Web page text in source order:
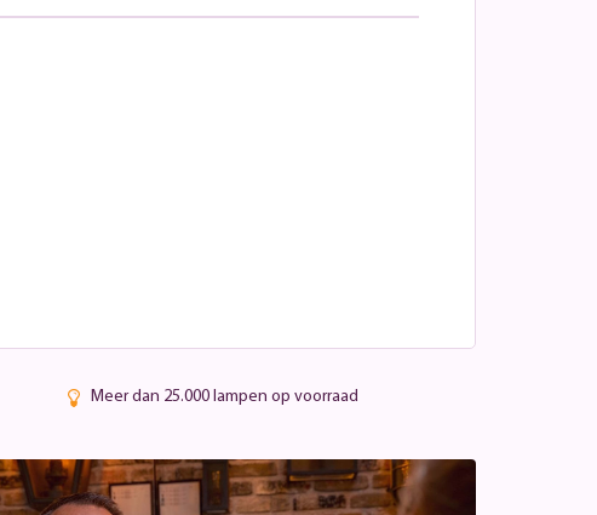
Meer dan 25.000 lampen op voorraad